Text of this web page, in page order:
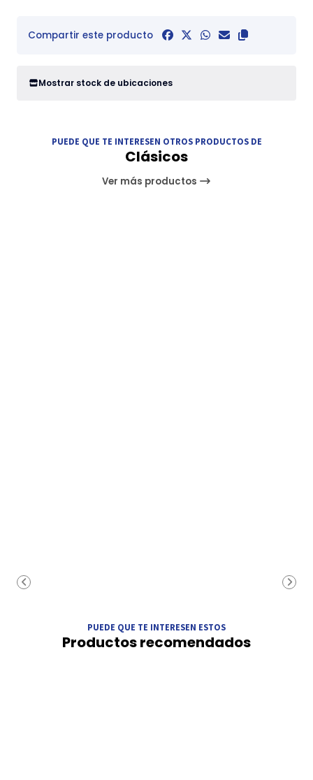
Compartir este producto
Mostrar stock de ubicaciones
PUEDE QUE TE INTERESEN OTROS PRODUCTOS DE
Clásicos
Ver más productos
PUEDE QUE TE INTERESEN ESTOS
Productos recomendados